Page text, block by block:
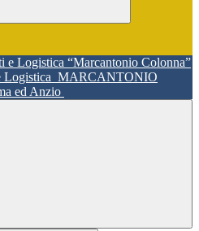
Logistica MARCANTONIO
ed Anzio